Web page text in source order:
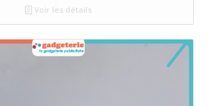
Voir les détails